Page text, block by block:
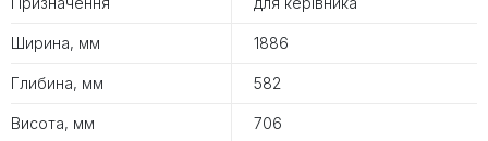
Ширина, мм 1886
Глибина, мм 582
Висота, мм 706